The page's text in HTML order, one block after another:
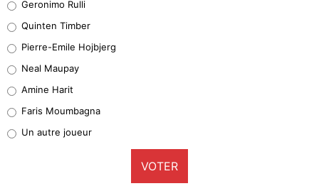
32%
5%
1%
9%
Geronimo Rulli
Quinten Timber
Pierre-Emile Hojbjerg
Neal Maupay
Amine Harit
Faris Moumbagna
Un autre joueur
VOTER